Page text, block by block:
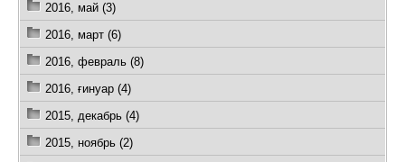
2016, май (3)
2016, март (6)
2016, февраль (8)
2016, ғинуар (4)
2015, декабрь (4)
2015, ноябрь (2)